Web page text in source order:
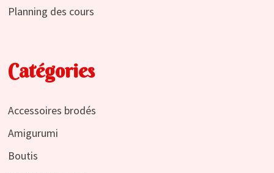
Planning des cours
Catégories
Accessoires brodés
Amigurumi
Boutis